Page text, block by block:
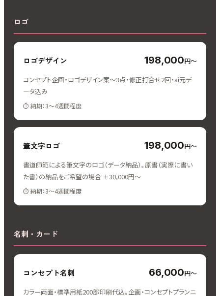
ロゴ
ロゴデザイン 198,000円〜
コンセプト企画・ロゴデザイン案〜3点・修正打合せ2回・ai元デ
ータ込み
納期：3〜4週間程度
筆文字ロゴ 198,000円〜
書道師範による筆文字のロゴ（データ納品）。原書（実際に書い
た書）の納品をご希望の場合 ＋30,000円〜
納期：3〜4週間程度
名刺・カード
コンセプト名刺 66,000円〜
カラー両面・標準用紙200部印刷代込。企画・コンセプトプランニ